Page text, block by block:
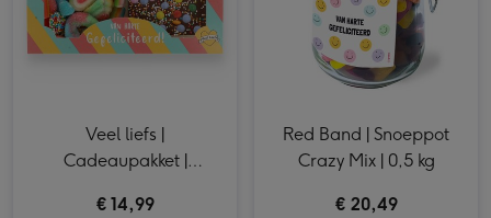
Veel liefs |
Cadeaupakket |
€ 14,99
Red Band | Snoeppot
Crazy Mix | 0,5 kg
€ 20,49